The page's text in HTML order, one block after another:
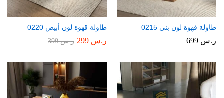
طاولة قهوة لون بني 0215
ر.س
طاولة قهوة لون أبيض 0220
ر.س ر.س399